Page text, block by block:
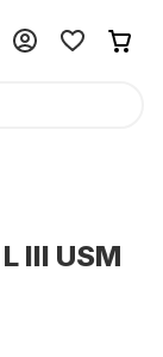
III USM